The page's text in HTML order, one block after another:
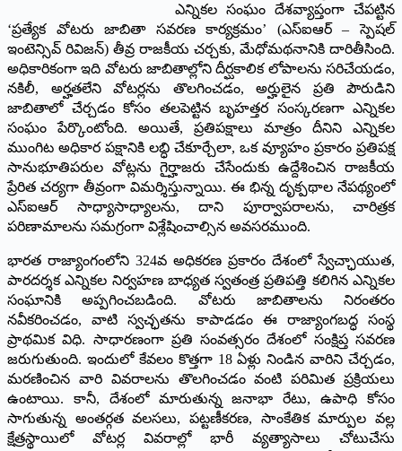
ఎన్నికల సంఘం దేశవ్యాప్తంగా చేపట్టిన
‘ప్రత్యేక వోటరు జాబితా సవరణ కార్యక్రమం’ (ఎస్ఐఆర్‌ – స్పెషల్
ఇంటెన్సివ్ రివిజన్) తీవ్ర రాజకీయ చర్చకు, మేధోమథనానికి దారితీసింది.
అధికారికంగా ఇది వోటరు జాబితాల్లోని దీర్ఘకాలిక లోపాలను సరిచేయడం,
నకిలీ, అర్హతలేని వోటర్లను తొలగించడం, అర్హులైన ప్రతి పౌరుడిని
జాబితాలో చేర్చడం కోసం తలపెట్టిన బృహత్తర సంస్కరణగా ఎన్నికల
సంఘం పేర్కొంటోంది. అయితే, ప్రతిపక్షాలు మాత్రం దీనిని ఎన్నికల
ముంగిట అధికార పక్షానికి లబ్ధి చేకూర్చేలా, ఒక వ్యూహం ప్రకారం ప్రతిపక్ష
సానుభూతిపరుల వోట్లను గైర్హాజరు చేసేందుకు ఉద్దేశించిన రాజకీయ
ప్రేరిత చర్యగా తీవ్రంగా విమర్శిస్తున్నాయి. ఈ భిన్న దృక్పథాల నేపథ్యంలో
ఎస్ఐఆర్‌ సాధ్యాసాధ్యాలను, దాని పూర్వాపరాలను, చారిత్రక
పరిణామాలను సమగ్రంగా విశ్లేషించాల్సిన అవసరముంది.
భారత రాజ్యాంగంలోని 324వ అధికరణ ప్రకారం దేశంలో స్వేచ్ఛాయుత,
పారదర్శక ఎన్నికల నిర్వహణ బాధ్యత స్వతంత్ర ప్రతిపత్తి కలిగిన ఎన్నికల
సంఘానికి అప్పగించబడింది. వోటరు జాబితాలను నిరంతరం
నవీకరించడం, వాటి స్వచ్ఛతను కాపాడడం ఈ రాజ్యాంగబద్ధ సంస్థ
ప్రాథమిక విధి. సాధారణంగా ప్రతి సంవత్సరం దేశంలో సంక్షిప్త సవరణ
జరుగుతుంది. ఇందులో కేవలం కొత్తగా 18 ఏళ్లు నిండిన వారిని చేర్చడం,
మరణించిన వారి వివరాలను తొలగించడం వంటి పరిమిత ప్రక్రియలు
ఉంటాయి. కానీ, దేశంలో మారుతున్న జనాభా రేటు, ఉపాధి కోసం
సాగుతున్న అంతర్గత వలసలు, పట్టణీకరణ, సాంకేతిక మార్పుల వల్ల
క్షేత్రస్థాయిలో వోటర్ల వివరాల్లో భారీ వ్యత్యాసాలు చోటుచేసు